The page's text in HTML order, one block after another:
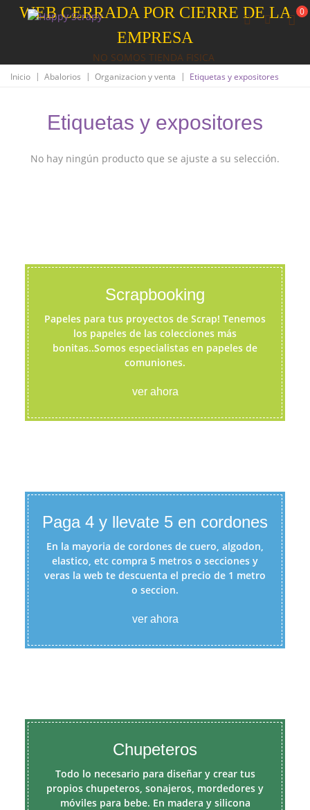
WEB CERRADA POR CIERRE DE LA
EMPRESA
NO SOMOS TIENDA FISICA
0
Inicio | Abalorios | Organizacion y venta | Etiquetas y expositores
Etiquetas y expositores
No hay ningún producto que se ajuste a su selección.
Scrapbooking
Papeles para tus proyectos de Scrap! Tenemos
los papeles de las colecciones más
bonitas..Somos especialistas en papeles de
comuniones.
ver ahora
Paga 4 y llevate 5 en cordones
En la mayoria de cordones de cuero, algodon,
elastico, etc compra 5 metros o secciones y
veras la web te descuenta el precio de 1 metro
o seccion.
ver ahora
Chupeteros
Todo lo necesario para diseñar y crear tus
propios chupeteros, sonajeros, mordedores y
móviles para bebe. En madera y silicona